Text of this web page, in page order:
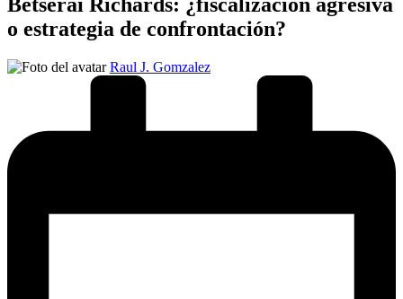
o estrategia de confrontación?
Publicado
Raul J. Gomzalez